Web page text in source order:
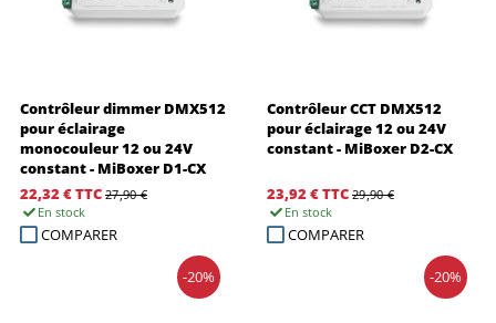
Contrôleur dimmer DMX512
pour éclairage
monocouleur 12 ou 24V
constant - MiBoxer D1-CX
22,32 €TTC 27,90 €
En stock
COMPARER
Contrôleur CCT DMX512
pour éclairage 12 ou 24V
constant - MiBoxer D2-CX
23,92 €TTC 29,90 €
En stock
COMPARER
-20% -20%